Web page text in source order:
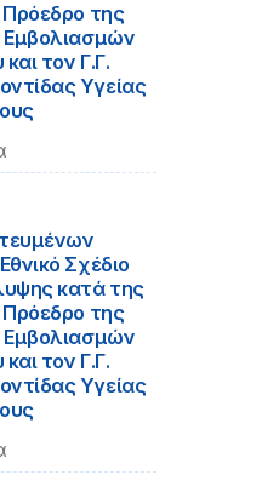
Πρόεδρο της
Εμβολιασμών
τον Γ.Γ.
Υγείας
Σχέδιο
κατά της
Πρόεδρο της
Εμβολιασμών
τον Γ.Γ.
Υγείας